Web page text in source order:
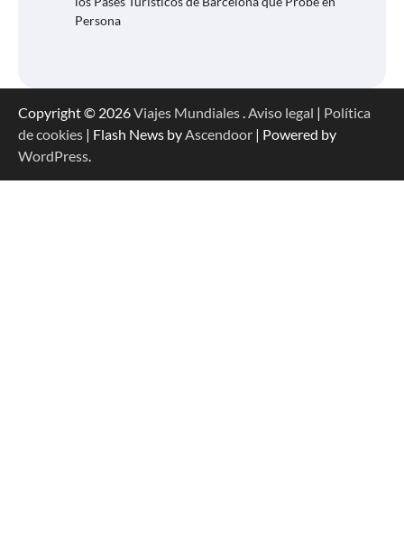
Persona
Copyright © 2026Viajes Mundiales.Aviso legal | Política
de cookies | Flash News byAscendoor | Powered by
WordPress.